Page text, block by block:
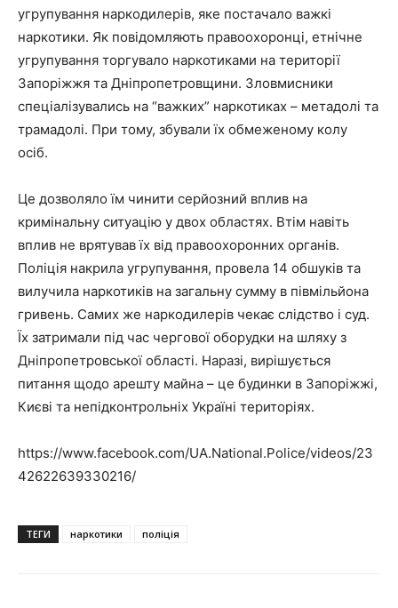
угрупування наркодилерів, яке постачало важкі
наркотики. Як повідомляють правоохоронці, етнічне
угрупування торгувало наркотиками на території
Запоріжжя та Дніпропетровщини. Зловмисники
спеціалізувались на “важких” наркотиках – метадолі та
трамадолі. При тому, збували їх обмеженому колу
осіб.
Це дозволяло їм чинити серйозний вплив на
кримінальну ситуацію у двох областях. Втім навіть
вплив не врятував їх від правоохоронних органів.
Поліція накрила угрупування, провела 14 обшуків та
вилучила наркотиків на загальну сумму в півмільйона
гривень. Самих же наркодилерів чекає слідство і суд.
Їх затримали під час чергової оборудки на шляху з
Дніпропетровської області. Наразі, вирішується
питання щодо арешту майна – це будинки в Запоріжжі,
Києві та непідконтрольніх Україні територіях.
https://www.facebook.com/UA.National.Police/videos/23
42622639330216/
ТЕГИ наркотики поліція